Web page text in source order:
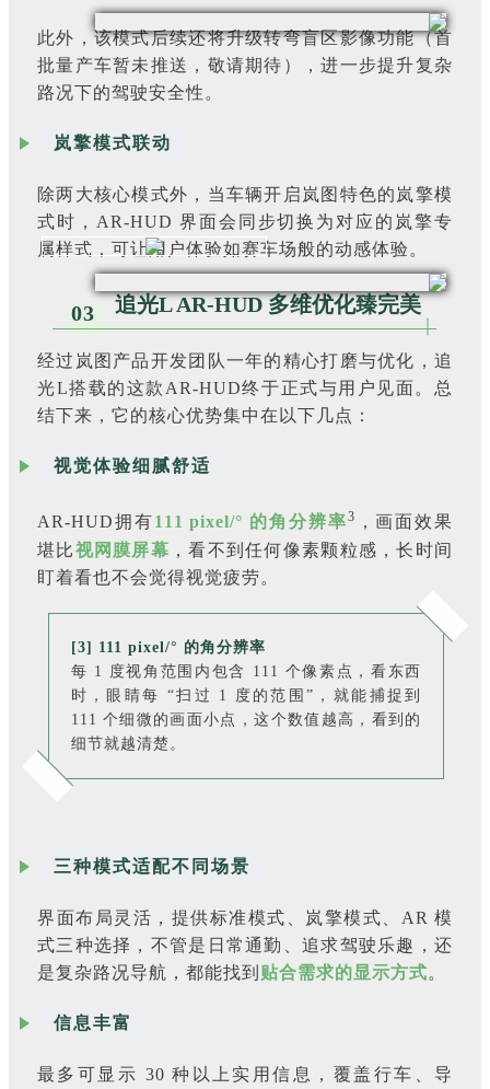
此外，该模式后续还将升级转弯盲区影像功能（首
批量产车暂未推送，敬请期待），进一步提升复杂
路况下的驾驶安全性。
岚擎模式联动
除两大核心模式外，当车辆开启岚图特色的岚擎模
式时，AR-HUD 界面会同步切换为对应的岚擎专
属样式，可让用户体验如赛车场般的动感体验。
03 追光L AR-HUD 多维优化臻完美
经过岚图产品开发团队一年的精心打磨与优化，追
光L搭载的这款AR-HUD终于正式与用户见面。总
结下来，它的核心优势集中在以下几点：
视觉体验细腻舒适
AR-HUD拥有111 pixel/° 的角分辨率3
，画面效果
堪比视网膜屏幕 ，看不到任何像素颗粒感，长时间
盯着看也不会觉得视觉疲劳。
[3] 111 pixel/° 的角分辨率
每 1 度视角范围内包含 111 个像素点，看东西
时，眼睛每 “扫过 1 度的范围”，就能捕捉到
111 个细微的画面小点，这个数值越高，看到的
细节就越清楚。
三种模式适配不同场景
界面布局灵活，提供标准模式、岚擎模式、AR 模
式三种选择，不管是日常通勤、追求驾驶乐趣，还
是复杂路况导航，都能找到 贴合需求的显示方式。
信息丰富
最多可显示 30 种以上实用信息，覆盖行车、导